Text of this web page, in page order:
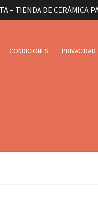
– TIENDA DE CERÁMICA
CONDICIONES PRIVACIDAD